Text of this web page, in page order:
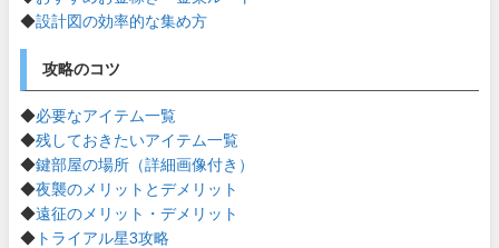
◆設計図の効率的な集め方
攻略のコツ
◆必要なアイテム一覧
◆残しておきたいアイテム一覧
◆鍵部屋の場所（詳細画像付き）
◆夜襲のメリットとデメリット
◆遠征のメリット・デメリット
◆ トライアル星3攻略